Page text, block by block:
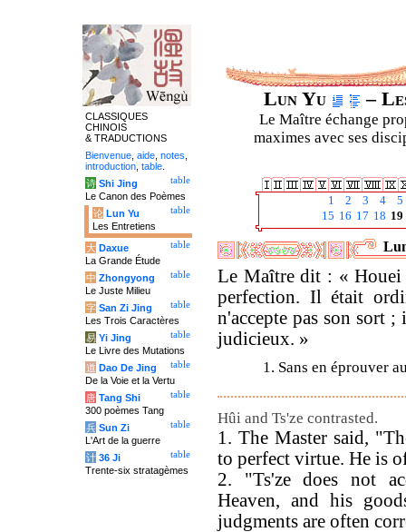
Lun Yu –
Le Maître échange
maximes avec ses
1 2 3 4
5
15 16 17 18 19
Le Maître dit : « Houei
perfection. Il était
n'accepte pas son sort ;
judicieux. »
1. Sans en éprouver
Hûi and Ts'ze contrasted.
1. The Master said,
to perfect virtue. He is
2. "Ts'ze does not
Heaven, and his
judgments are often
CLASSIQUES
CHINOIS
& TRADUCTIONS
Bienvenue aide notes
introduction table
table
诗 Shi Jing
Le Canon des Poèmes
table
论 Lun Yu
Les Entretiens
table
大 Daxue
La Grande Étude
table
中 Zhongyong
Le Juste Milieu
table
字 San Zi Jing
Les Trois Caractères
table
易 Yi Jing
Le Livre des Mutations
table
道 Dao De Jing
De la Voie et la Vertu
table
唐 Tang Shi
300 poèmes Tang
table
兵 Sun Zi
L'Art de la guerre
table
计 36 Ji
Trente-six stratagèmes